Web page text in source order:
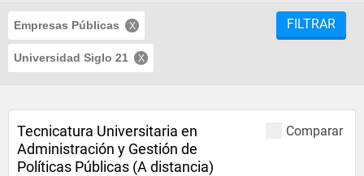
Empresas Públicas
Universidad Siglo 21
FILTRAR
Comparar
Tecnicatura Universitaria en
Administración y Gestión de
Políticas Públicas (A distancia)